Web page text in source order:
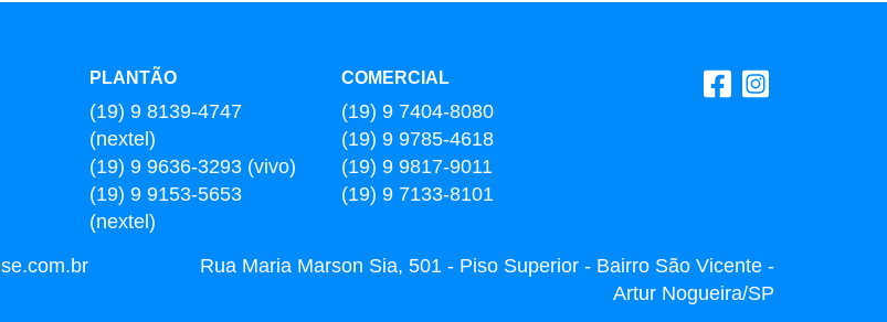
PLANTÃO
(19) 9 8139-4747
(nextel)
(19) 9 9636-3293 (vivo)
(19) 9 9153-5653
(nextel)
COMERCIAL
(19) 9 7404-8080
(19) 9 9785-4618
(19) 9 9817-9011
(19) 9 7133-8101
Rua Maria Marson Sia, 501 - Piso Superior - Bairro São Vicente -
Artur Nogueira/SP